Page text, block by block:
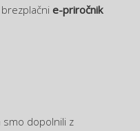
e-priročnik
smo dopolnili z